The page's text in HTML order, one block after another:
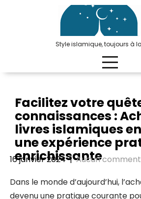
Style islamique, toujours à
Facilitez votre
connaissances :
livres islamiques
une expérience
enrichissante
16 janvier 2024|Aucun
Dans le monde d’aujourd’hui,
devenu une pratique courante